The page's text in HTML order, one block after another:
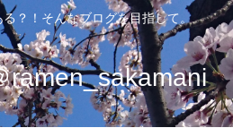
？！そんなブログを目指して。
ramen_sakamani